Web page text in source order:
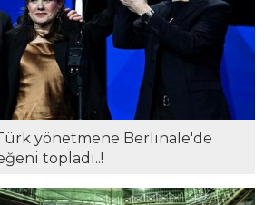
yönetmene Berlinale'de
topladı..!